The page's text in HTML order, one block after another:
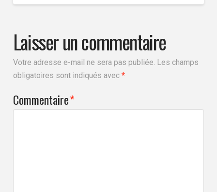
Laisser un commentaire
Votre adresse e-mail ne sera pas publiée. Les champs
obligatoires sont indiqués avec *
Commentaire*